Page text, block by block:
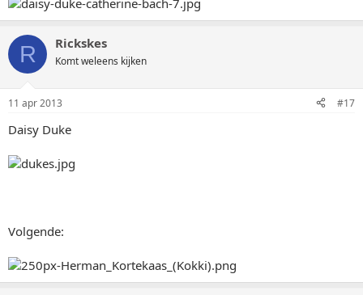
R Rickskes
Komt weleens kijken
11 apr 2013 #17
Daisy Duke
Volgende: